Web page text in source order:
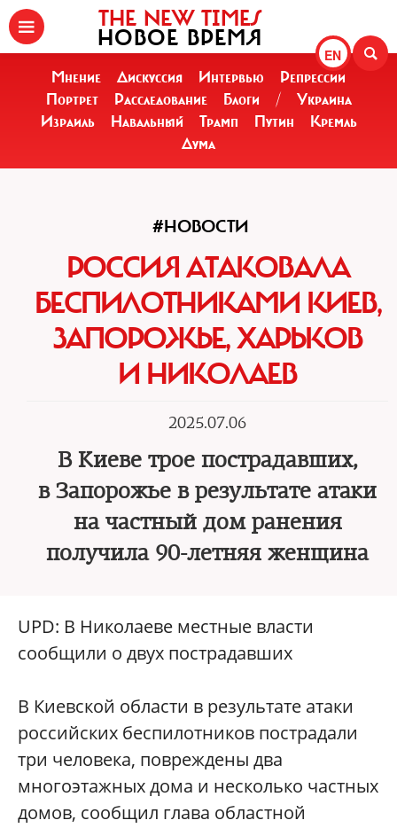
EN
THE NEW TIMES
НОВОЕ ВРЕМЯ
Мнение Дискуссия Интервью
Репрессии
Портрет
Расследование Блоги /
Украина
Израиль
Навальный Трамп Путин
Кремль
Дума
#НОВОСТИ
РОССИЯ АТАКОВАЛА
БЕСПИЛОТНИКАМИ КИЕВ,
ЗАПОРОЖЬЕ, ХАРЬКОВ
И НИКОЛАЕВ
2025.07.06
В Киеве трое пострадавших,
в Запорожье в результате атаки
на частный дом ранения
получила 90-летняя женщина
UPD: В Николаеве местные власти
сообщили о двух пострадавших
В Киевской области в результате атаки
российских беспилотников пострадали
три человека, повреждены два
многоэтажных дома и несколько частных
домов, сообщил глава областной